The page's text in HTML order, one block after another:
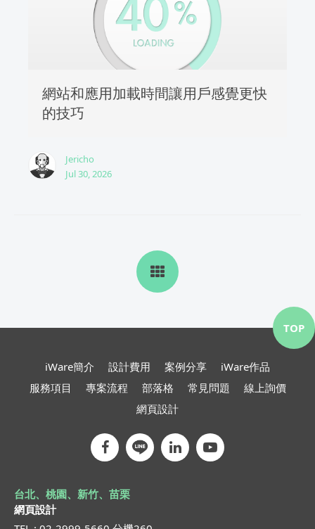
網站和應用加載時間讓用戶感覺更快
的技巧
Jericho
Jul 30, 2026
iWare簡介 設計費用 案例分享
iWare作品
服務項目
專案流程 部落格 常見問題
線上詢價
網頁設計
台北、桃園、新竹、苗栗
網頁設計
TOP